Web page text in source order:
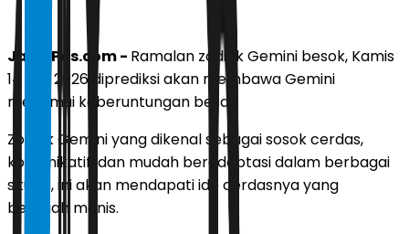
JawaPos.com - Ramalan zodiak Gemini besok, Kamis
14 Mei 2026 diprediksi akan membawa Gemini
menemui keberuntungan besar.
Zodiak Gemini yang dikenal sebagai sosok cerdas,
komunikatif, dan mudah beradaptasi dalam berbagai
situasi, ini akan mendapati ide cerdasnya yang
berbuah manis.